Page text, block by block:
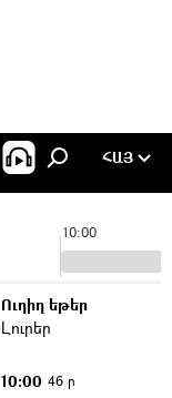
ՀԱՅ
10:00
Ուղիղ եթեր
Լուրեր
10:00 46 ր